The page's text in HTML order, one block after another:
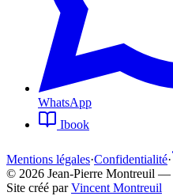
WhatsApp
Ibook
Mentions légales·Confidentialité·
© 2026 Jean-Pierre Montreuil —
Site créé par Vincent Montreuil